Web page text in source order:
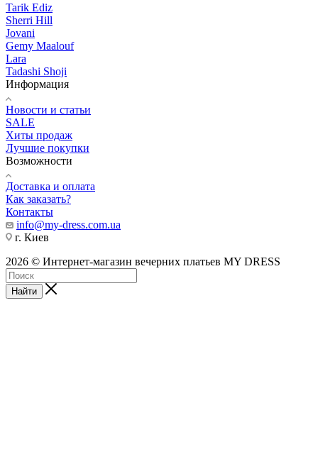
Tarik Ediz
Sherri Hill
Jovani
Gemy Maalouf
Lara
Tadashi Shoji
Информация
Новости и статьи
SALE
Хиты продаж
Лучшие покупки
Возможности
Доставка и оплата
Как заказать?
Контакты
info@my-dress.com.ua
г. Киев
2026 © Интернет-магазин вечерних платьев MY DRESS
Найти